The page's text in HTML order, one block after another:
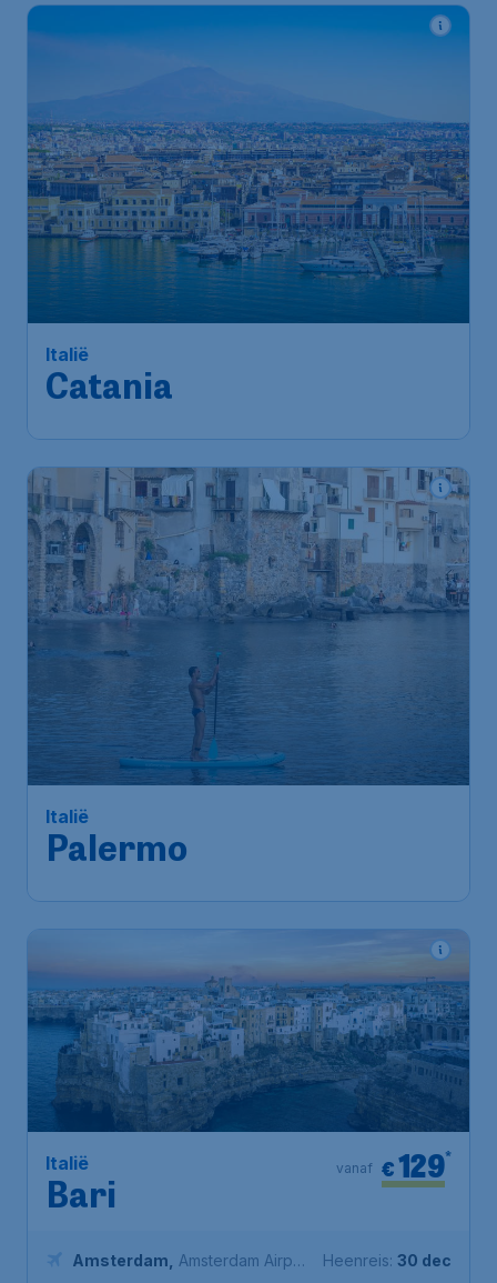
Italië
Catania
Italië
Palermo
€ 187
Airport Schiphol
Palermo
Italië
Bari
€129*
vanaf
Amsterdam
Amsterdam Airport
Heenreis: 30 dec